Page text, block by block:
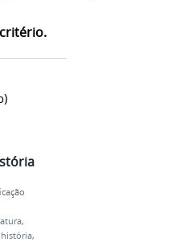
,
história,